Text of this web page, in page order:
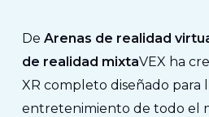
De Arenas de realidad
de realidad mixtaVEX ha
XR completo diseñado para
entretenimiento de todo el